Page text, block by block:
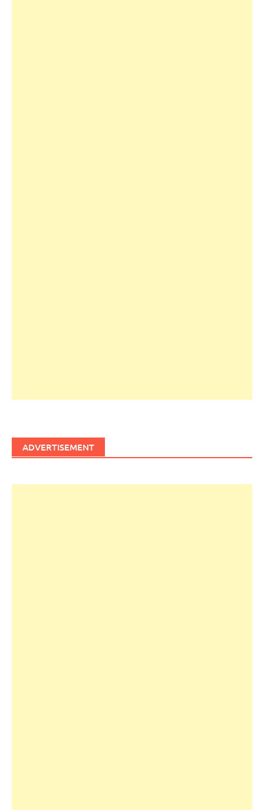
ADVERTISEMENT